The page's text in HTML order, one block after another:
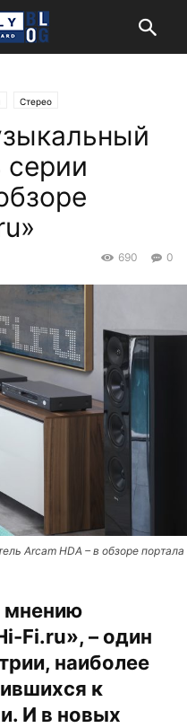
Стерео
серии
0
690
Arcam HDA – в обзоре портала
мнению
Fi.ru», – один
наиболее
к
И в новых